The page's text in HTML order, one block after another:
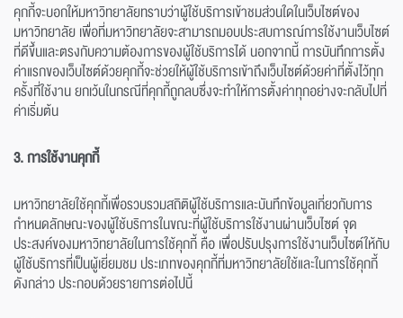
คุกกี้จะบอกให้มหาวิทยาลัยทราบว่าผู้ใช้บริการเข้าชมส่วนใดในเว็บไซต์ของ
มหาวิทยาลัย เพื่อที่มหาวิทยาลัยจะสามารถมอบประสบการณ์การใช้งานเว็บไซต์
ที่ดีขึ้นและตรงกับความต้องการของผู้ใช้บริการได้ นอกจากนี้ การบันทึกการตั้ง
ค่าแรกของเว็บไซต์ด้วยคุกกี้จะช่วยให้ผู้ใช้บริการเข้าถึงเว็บไซต์ด้วยค่าที่ตั้งไว้ทุก
ครั้งที่ใช้งาน ยกเว้นในกรณีที่คุกกี้ถูกลบซึ่งจะทำให้การตั้งค่าทุกอย่างจะกลับไปที่
ค่าเริ่มต้น
3. การใช้งานคุกกี้
มหาวิทยาลัยใช้คุกกี้เพื่อรวบรวมสถิติผู้ใช้บริการและบันทึกข้อมูลเกี่ยวกับการ
กำหนดลักษณะของผู้ใช้บริการในขณะที่ผู้ใช้บริการใช้งานผ่านเว็บไซต์ จุด
ประสงค์ของมหาวิทยาลัยในการใช้คุกกี้ คือ เพื่อปรับปรุงการใช้งานเว็บไซต์ให้กับ
ผู้ใช้บริการที่เป็นผู้เยี่ยมชม ประเภทของคุกกี้ที่มหาวิทยาลัยใช้และในการใช้คุกกี้
ดังกล่าว ประกอบด้วยรายการต่อไปนี้